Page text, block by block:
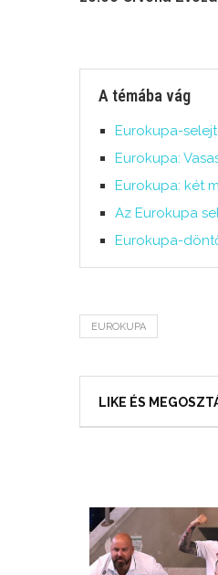
A témába vág
Eurokupa-
Eurokupa:
Eurokupa: két
Az Eurokupa
Eurokupa-
EUROKUPA
LIKE ÉS